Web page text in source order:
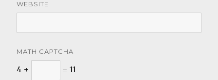
WEBSITE
MATH CAPTCHA
4 + = 11